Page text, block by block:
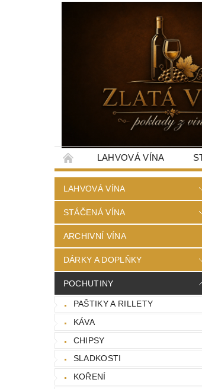
LAHVOVÁ VÍNA
LAHVOVÁ VÍNA
STÁČENÁ VÍNA
ARCHIVNÍ VÍNA
DÁRKY A DOPLŇKY
POCHUTINY
PAŠTIKY A RILLETY
KÁVA
CHIPSY
SLADKOSTI
KOŘENÍ